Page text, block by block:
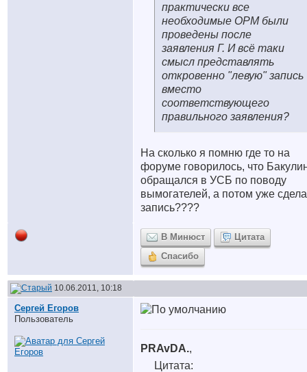
практически все
необходимые ОРМ были
проведены после
заявления Г. И всё таки
смысл представлять
откровенно "левую" запись
вместо
соответствующего
правильного заявления?
На сколько я помню где то на
форуме говорилось, что
обращался в УСБ по поводу
вымогателей, а потом уже
запись????
В Минюст
Цитата
Спасибо
10.06.2011, 10:18
Сергей Егоров
Пользователь
PRAvDA.,
Цитата: